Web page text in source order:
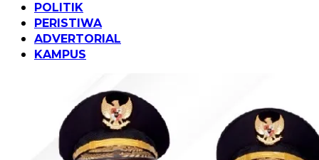
POLITIK
PERISTIWA
ADVERTORIAL
KAMPUS